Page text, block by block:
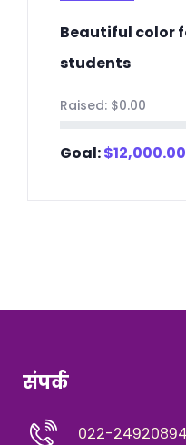
Beautiful color
students
Raised: $0.00
Goal:$12,000.00
संपर्क
०२२-२४९२०८९४